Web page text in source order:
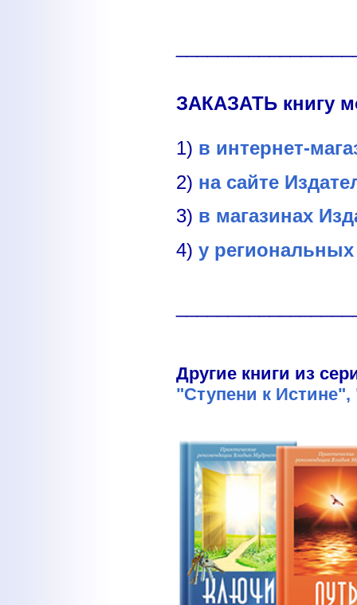
ЗАКАЗАТЬ книгу
1) в интернет-
2) на сайте
3) в магазинах
4) у
Другие книги из
"Ступени к